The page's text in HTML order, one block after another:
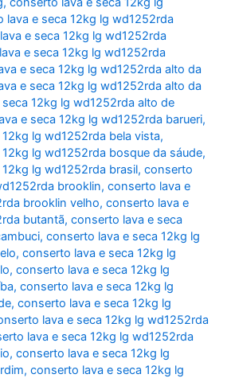
lava e seca 12kg lg wd1252rda
e seca 12kg lg wd1252rda
e seca 12kg lg wd1252rda
e seca 12kg lg wd1252rda alto da
e seca 12kg lg wd1252rda alto da
12kg lg wd1252rda alto de
e seca 12kg lg wd1252rda barueri,
lg wd1252rda bela vista,
lg wd1252rda bosque da sáude,
lg wd1252rda brasil,conserto
brooklin,conserto lava e
brooklin velho,conserto lava e
butantã,conserto lava e seca
,conserto lava e seca 12kg lg
,conserto lava e seca 12kg lg
,conserto lava e seca 12kg lg
,conserto lava e seca 12kg lg
,conserto lava e seca 12kg lg
lava e seca 12kg lg wd1252rda
lava e seca 12kg lg wd1252rda
,conserto lava e seca 12kg lg
,conserto lava e seca 12kg lg